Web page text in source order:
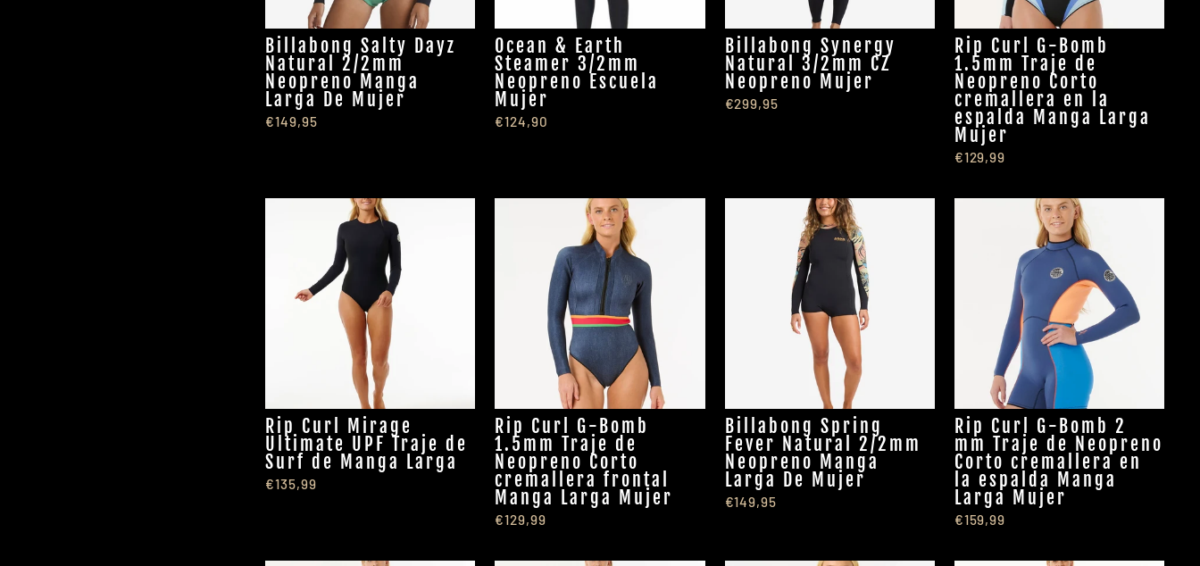
Billabong Salty Dayz
Natural 2/2mm
Neopreno Manga
Larga De Mujer
€149,95
Ocean & Earth
Steamer 3/2mm
Neopreno Escuela
Mujer
€124,90
Billabong Synergy
Natural 3/2mm CZ
Neopreno Mujer
€299,95
Rip Curl G-Bomb
1.5mm Traje de
Neopreno Corto
cremallera en la
espalda Manga Larga
Mujer
€129,99
Rip Curl Mirage
Ultimate UPF Traje de
Surf de Manga Larga
€135,99
Rip Curl G-Bomb
1.5mm Traje de
Neopreno Corto
cremallera frontal
Manga Larga Mujer
€129,99
Billabong Spring
Fever Natural 2/2mm
Neopreno Manga
Larga De Mujer
€149,95
Rip Curl G-Bomb 2
mm Traje de Neopreno
Corto cremallera en
la espalda Manga
Larga Mujer
€159,99